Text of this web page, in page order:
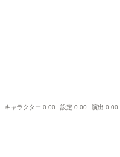
キャラクター 0.00 設定 0.00 演出 0.00